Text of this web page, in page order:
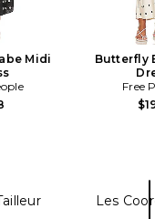
Midi
Butterfly
Free
Les